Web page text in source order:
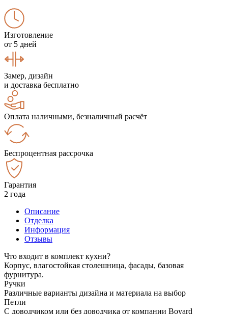
Изготовление
от 5 дней
Замер, дизайн
и доставка бесплатно
Оплата наличными, безналичный расчёт
Беспроцентная рассрочка
Гарантия
2 года
Описание
Отделка
Информация
Отзывы
Что входит в комплект кухни?
Корпус, влагостойкая столешница, фасады, базовая
фурнитура.
Ручки
Различные варианты дизайна и материала на выбор
Петли
С доводчиком или без доводчика от компании Boyard